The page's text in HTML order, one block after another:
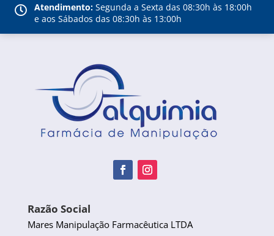
 Atendimento: Segunda a Sexta das 08:30h às 18:00h
e aos Sábados das 08:30h às 13:00h
Razão Social
Mares Manipulação Farmacêutica LTDA